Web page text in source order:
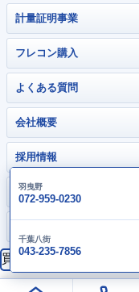
計量証明事業
フレコン購入
よくある質問
会社概要
採用情報
お問い合わせ
羽曳野
072-959-0230
千葉八街
043-235-7856
買取価格検索